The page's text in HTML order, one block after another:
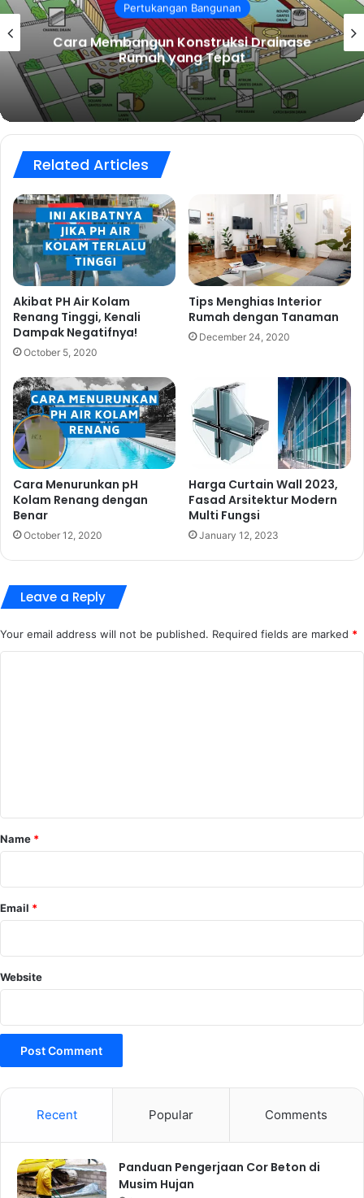
Arsitektur
Estimator Proyek Konstruksi: Peran dan
Kemampuan yang Harus Dimiliki
Related Articles
Akibat PH Air Kolam
Renang Tinggi, Kenali
Dampak Negatifnya!
October 5, 2020
Tips Menghias Interior
Rumah dengan Tanaman
December 24, 2020
Cara Menurunkan pH
Kolam Renang dengan
Benar
October 12, 2020
Harga Curtain Wall 2023,
Fasad Arsitektur Modern
Multi Fungsi
January 12, 2023
Leave a Reply
Your email address will not be published. Required fields are marked *
*
Name *
Email *
Website
Recent Popular Comments
Panduan Pengerjaan Cor Beton di
Musim Hujan